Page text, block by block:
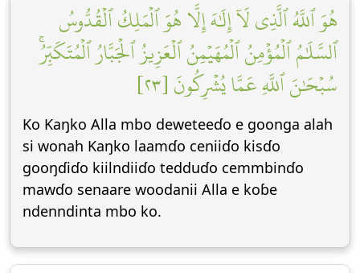
هُوَ ٱللَّهُ ٱلَّذِي لَآ إِلَٰهَ إِلَّا هُوَ ٱلۡمَلِكُ ٱلۡقُدُّوسُ
ٱلسَّلَٰمُ ٱلۡمُؤۡمِنُ ٱلۡمُهَيۡمِنُ ٱلۡعَزِيزُ ٱلۡجَبَّارُ ٱلۡمُتَكَبِّرُۚ
سُبۡحَٰنَ ٱللَّهِ عَمَّا يُشۡرِكُونَ [٢٣]
Ko Kaŋko Alla mbo deweteeɗo e goonga alah
si wonah Kaŋko laamɗo ceniiɗo kisɗo
gooŋɗiɗo kiilndiiɗo tedduɗo cemmbinɗo
mawɗo senaare woodanii Alla e koɓe
ndenndinta mbo ko.